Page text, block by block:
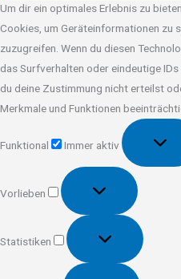
Um dir ein optimales Erlebnis zu
Cookies, um Geräteinformationen zu
zuzugreifen. Wenn du diesen
das Surfverhalten oder eindeutige
du deine Zustimmung nicht erteilst
Merkmale und Funktionen
Funktional
Immer aktiv
Vorlieben
Vorlieben
Statistiken
Statistiken
Marketing